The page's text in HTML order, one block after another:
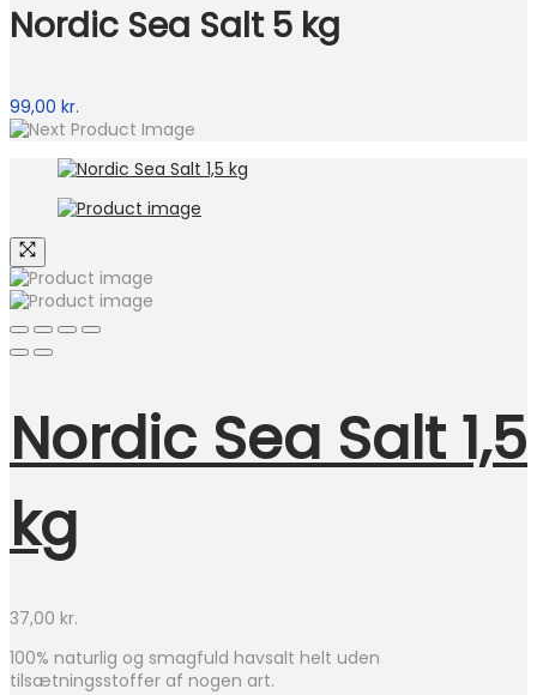
Nordic Sea Salt 5 kg
99,00 kr.
Nordic Sea Salt 1,5
kg
37,00 kr.
100% naturlig og smagfuld havsalt helt uden
tilsætningsstoffer af nogen art.